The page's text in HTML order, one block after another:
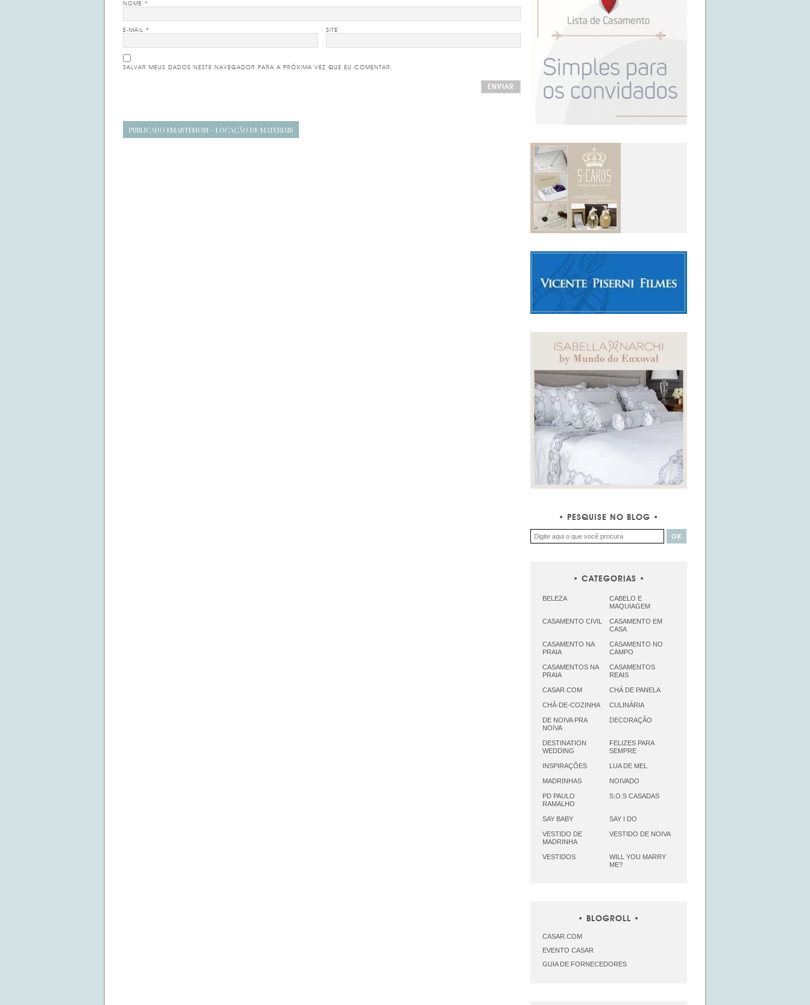
NOME *
E-MAIL * SITE
SALVAR MEUS DADOS NESTE NAVEGADOR PARA A PRÓXIMA VEZ QUE EU COMENTAR.
Navegação
PUBLICADO EMARTEMOBI – LOCAÇÃO DE MATERIAIS
PESQUISE NO BLOG
CATEGORIAS
BELEZA
CABELO E
MAQUIAGEM
CASAMENTO CIVIL
CASAMENTO EM
CASA
CASAMENTO NA
PRAIA
CASAMENTO NO
CAMPO
CASAMENTOS NA
PRAIA
CASAMENTOS
REAIS
CASAR.COM CHÁ DE PANELA
CHÁ-DE-COZINHA CULINÁRIA
DE NOIVA PRA
NOIVA
DECORAÇÃO
DESTINATION
WEDDING
FELIZES PARA
SEMPRE
INSPIRAÇÕES LUA DE MEL
MADRINHAS NOIVADO
PD PAULO
RAMALHO
S.O.S CASADAS
SAY BABY SAY I DO
VESTIDO DE
MADRINHA
VESTIDO DE NOIVA
VESTIDOS
WILL YOU MARRY
ME?
BLOGROLL
CASAR.COM
EVENTO CASAR
GUIA DE FORNECEDORES